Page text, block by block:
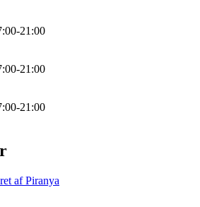
:00-21 :00
:00-21 :00
:00-21 :00
afPiranya